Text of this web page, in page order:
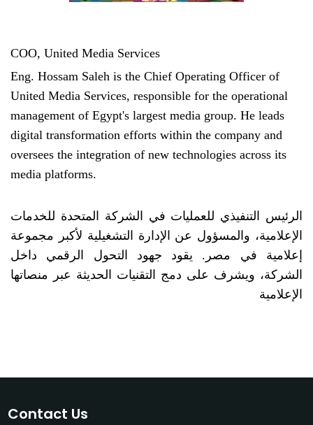
COO, United Media Services
Eng. Hossam Saleh is the Chief Operating Officer of
United Media Services, responsible for the operational
management of Egypt's largest media group. He leads
digital transformation efforts within the company and
oversees the integration of new technologies across its
media platforms.
الرئيس التنفيذي للعمليات في الشركة المتحدة للخدمات
الإعلامية، والمسؤول عن الإدارة التشغيلية لأكبر مجموعة
إعلامية في مصر. يقود جهود التحول الرقمي داخل
الشركة، ويشرف على دمج التقنيات الحديثة عبر منصاتها
الإعلامية
Contact Us